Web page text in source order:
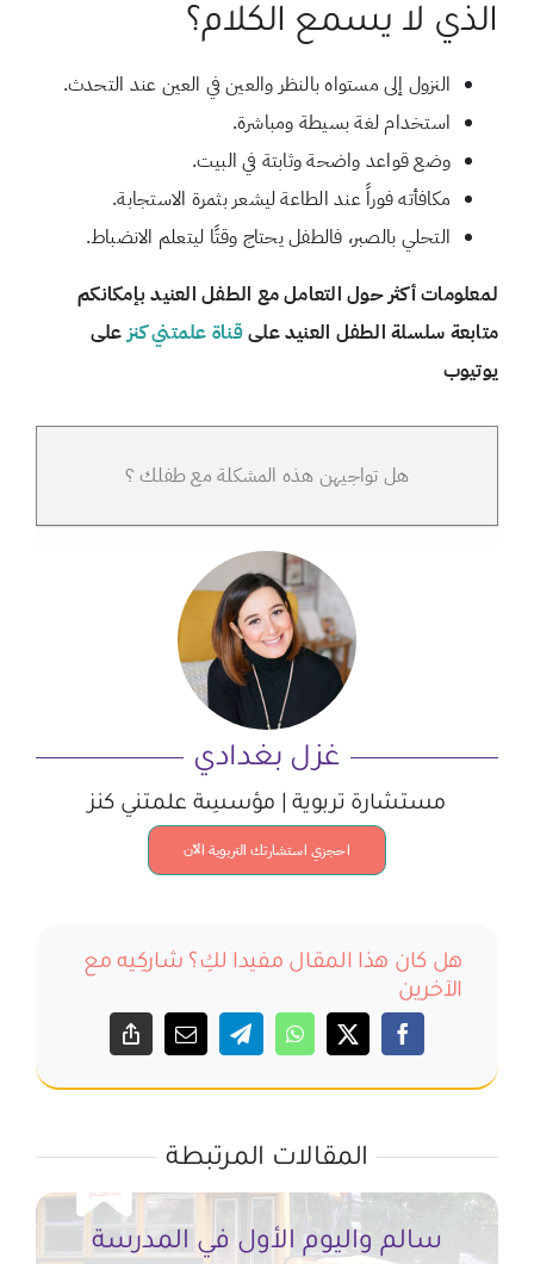
الذي لا يسمع الكلام؟
النزول إلى مستواه بالنظر والعين في العين عند التحدث.
استخدام لغة بسيطة ومباشرة.
وضع قواعد واضحة وثابتة في البيت.
مكافأته فوراً عند الطاعة ليشعر بثمرة الاستجابة.
التحلي بالصبر، فالطفل يحتاج وقتًا ليتعلم الانضباط.
لمعلومات أكثر حول التعامل مع الطفل العنيد بإمكانكم
متابعة سلسلة الطفل العنيد علىقناة علمتني كنزعلى
يوتيوب
هل تواجيهن هذه المشكلة مع طفلك ؟
غزل بغدادي
مستشارة تربوية | مؤسسِة علمتني كنز
احجزي استشارتك التربوية الآن
هل كان هذا المقال مفيدا لكِ؟ شاركِيه مع
الآخرين
المقالات المرتبطة
سالم واليوم الأول في المدرسة